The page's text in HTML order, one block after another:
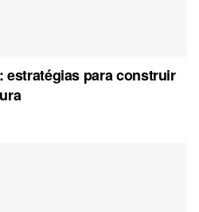
estratégias para construir